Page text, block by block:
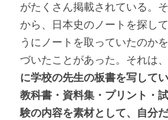
がたくさん掲載されている。
から、日本史のノートを探し
うにノートを取っていたのか
づいたことがあった。それは、
に学校の先生の板書を写して
教科書・資料集・プリント・
験の内容を素材として、自分